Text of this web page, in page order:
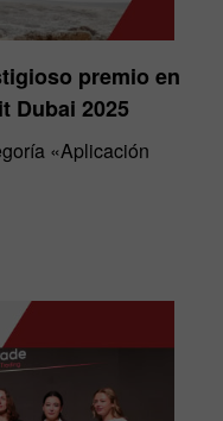
premio en
Dubai 2025
«Aplicación